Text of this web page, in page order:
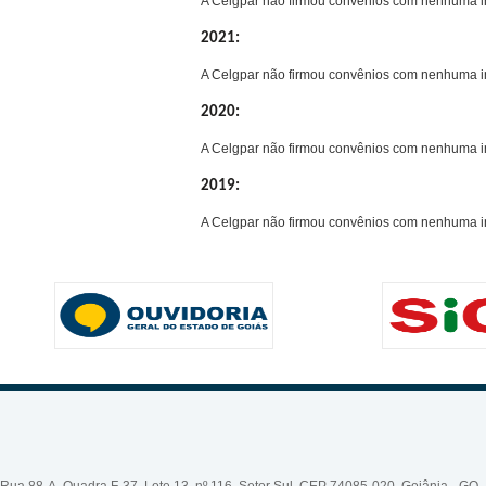
2021:
A Celgpar não firmou convênios com nenhuma
2020:
A Celgpar não firmou convênios com nenhuma
2019:
A Celgpar não firmou convênios com nenhuma